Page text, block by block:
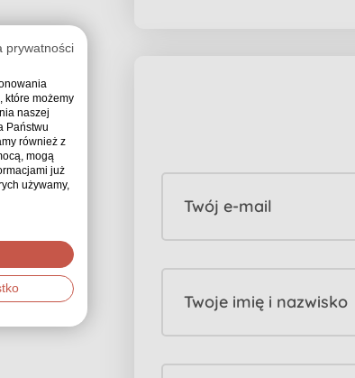
Twój e-mail
Twoje imię i nazwisko
prywatności
które możemy
naszej
Państwu
również z
mogą
już
używamy,